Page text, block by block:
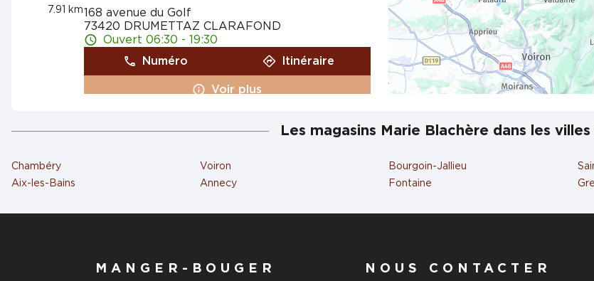
7.91 km168 avenue du Golf
73420 DRUMETTAZ CLARAFOND
Ouvert 06:30 - 19:30
Numéro
Itinéraire
Voir plus
8.73
603 avenue de Chambéry
73230 SAINT ALBAN LEYSSE
Numéro
Itinéraire
Les magasins Marie Blachère dans les
Chambéry
Aix-les-Bains
Voiron
Annecy
Bourgoin-Jallieu
Fontaine
MANGER-BOUGER NOUS CONTACTER